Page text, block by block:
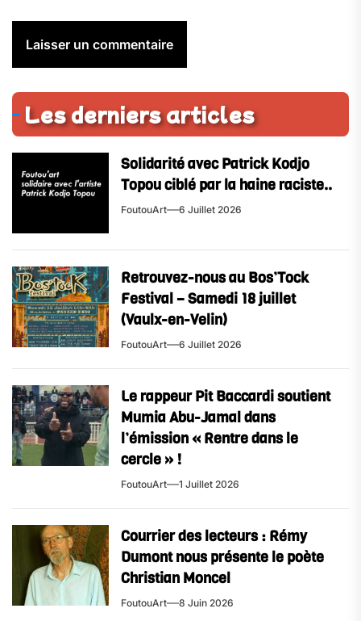
Les derniers articles
Solidarité avec Patrick Kodjo
Topou ciblé par la haine raciste..
FoutouArt 6 Juillet 2026
Retrouvez-nous au Bos’Tock
Festival – Samedi 18 juillet
(Vaulx-en-Velin)
FoutouArt 6 Juillet 2026
Le rappeur Pit Baccardi soutient
Mumia Abu-Jamal dans
l’émission « Rentre dans le
cercle » !
FoutouArt 1 Juillet 2026
Courrier des lecteurs : Rémy
Dumont nous présente le poète
Christian Moncel
FoutouArt 8 Juin 2026